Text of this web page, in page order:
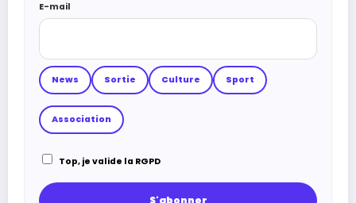
E-mail
News Sortie Culture Sport
Association
Top, je valide la RGPD